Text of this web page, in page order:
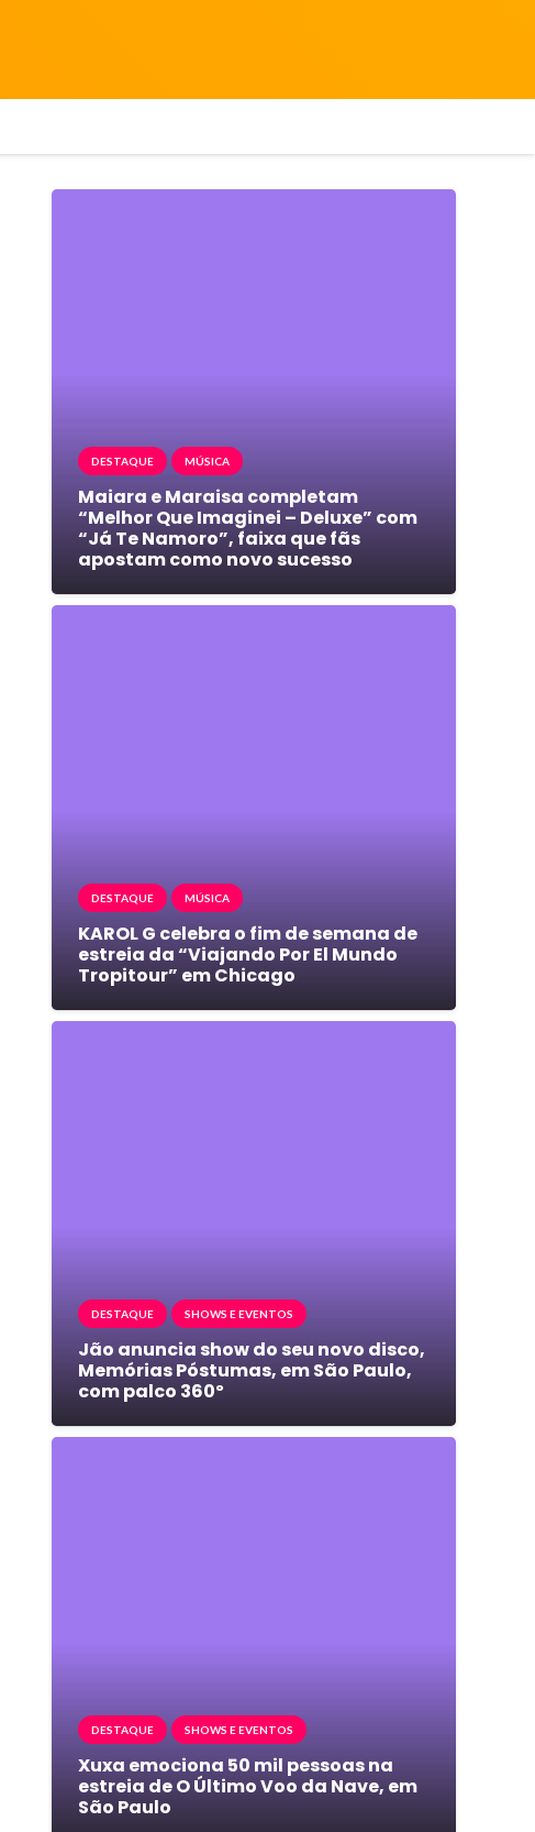
DESTAQUE MÚSICA
Maiara e Maraisa completam
“Melhor Que Imaginei – Deluxe” com
“Já Te Namoro”, faixa que fãs
apostam como novo sucesso
DESTAQUE MÚSICA
KAROL G celebra o fim de semana de
estreia da “Viajando Por El Mundo
Tropitour” em Chicago
DESTAQUE SHOWS E EVENTOS
Jão anuncia show do seu novo disco,
Memórias Póstumas, em São Paulo,
com palco 360º
DESTAQUE SHOWS E EVENTOS
Xuxa emociona 50 mil pessoas na
estreia de O Último Voo da Nave, em
São Paulo